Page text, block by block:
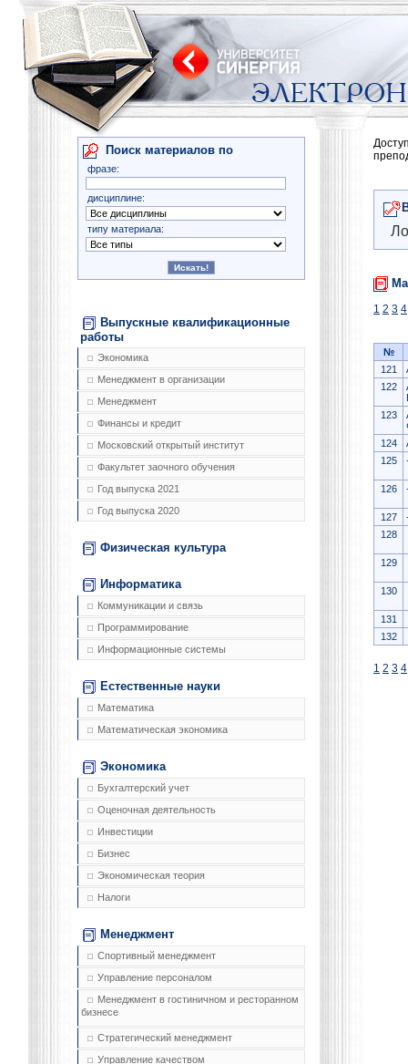
Поиск материалов по
фразе:
дисциплине:
типу материала:
Выпускные квалификационные
работы
Экономика
Менеджмент в организации
Менеджмент
Финансы и кредит
Московский открытый институт
Факультет заочного обучения
Год выпуска 2021
Год выпуска 2020
Физическая культура
Информатика
Коммуникации и связь
Программирование
Информационные системы
Естественные науки
Математика
Математическая экономика
Экономика
Бухгалтерский учет
Оценочная деятельность
Инвестиции
Бизнес
Экономическая теория
Налоги
Менеджмент
Спортивный менеджмент
Управление персоналом
Менеджмент в гостиничном и ресторанном
бизнесе
Стратегический менеджмент
Управление качеством
1 2 3 4
№
121
122
123
124
125
126
127
128
129
130
131
132
1 2 3 4